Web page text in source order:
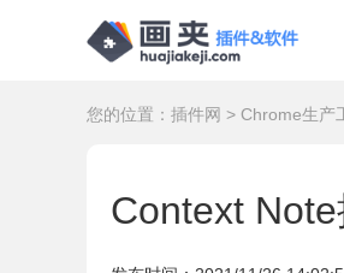
您的位置： 插件网 > Chrome生产
Context